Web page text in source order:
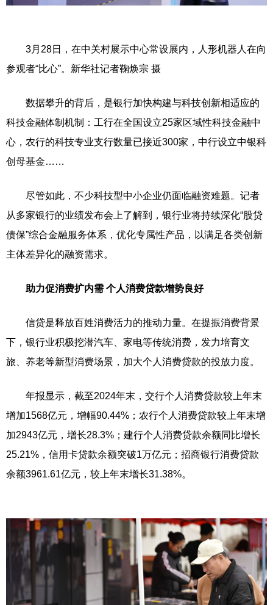
3月28日，在中关村展示中心常设展内，人形机器人在向
参观者“比心”。新华社记者鞠焕宗 摄
数据攀升的背后，是银行加快构建与科技创新相适应的
科技金融体制机制：工行在全国设立25家区域性科技金融中
心，农行的科技专业支行数量已接近300家，中行设立中银科
创母基金……
尽管如此，不少科技型中小企业仍面临融资难题。记者
从多家银行的业绩发布会上了解到，银行业将持续深化“股贷
债保”综合金融服务体系，优化专属性产品，以满足各类创新
主体差异化的融资需求。
助力促消费扩内需 个人消费贷款增势良好
信贷是释放百姓消费活力的推动力量。在提振消费背景
下，银行业积极挖潜汽车、家电等传统消费，发力培育文
旅、养老等新型消费场景，加大个人消费贷款的投放力度。
年报显示，截至2024年末，交行个人消费贷款较上年末
增加1568亿元，增幅90.44%；农行个人消费贷款较上年末增
加2943亿元，增长28.3%；建行个人消费贷款余额同比增长
25.21%，信用卡贷款余额突破1万亿元；招商银行消费贷款
余额3961.61亿元，较上年末增长31.38%。